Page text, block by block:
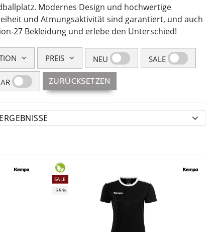
Modernes Design und hochwertige
und Atmungsaktivität sind garantiert, und auch
27 Bekleidung und erlebe den Unterschied!
PREIS NEU SALE
ZURÜCKSETZEN
SALE
-35%